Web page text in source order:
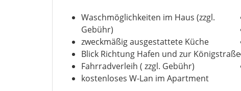
Waschmöglichkeiten im Haus (zzgl.
Gebühr)
zweckmäßig ausgestattete Küche
Blick Richtung Hafen und zur Königstraße
Fahrradverleih ( zzgl. Gebühr)
kostenloses W-Lan im Apartment